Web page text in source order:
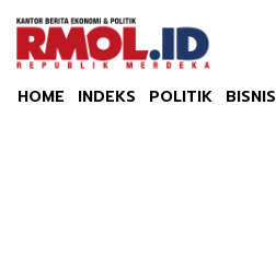
HOME INDEKS POLITIK BISNIS